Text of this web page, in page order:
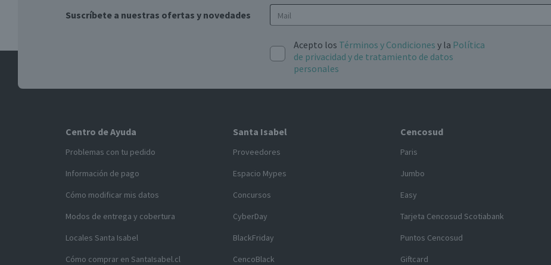
Suscríbete a nuestras ofertas y novedades
Acepto los Términos y Condiciones y la Política
de privacidad y de tratamiento de datos
personales
Centro de Ayuda
Problemas con tu pedido
Información de pago
Cómo modificar mis datos
Modos de entrega y cobertura
Locales Santa Isabel
Cómo comprar en SantaIsabel.cl
Santa Isabel
Proveedores
Espacio Mypes
Concursos
CyberDay
BlackFriday
CencoBlack
Cencosud
Paris
Jumbo
Easy
Tarjeta Cencosud Scotiabank
Puntos Cencosud
Giftcard